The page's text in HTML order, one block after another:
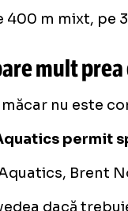
400 m mixt, pe
mult
nu este
permit
Brent
dacă